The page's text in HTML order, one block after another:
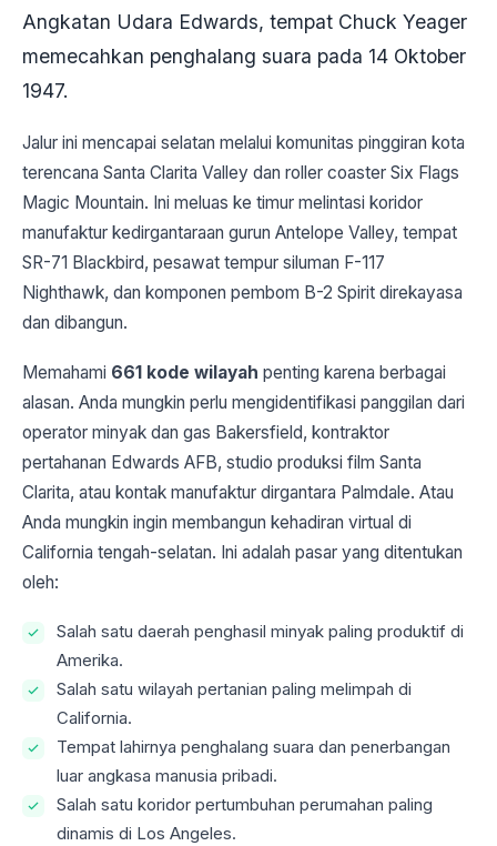
Angkatan Udara Edwards, tempat Chuck Yeager
memecahkan penghalang suara pada 14 Oktober
1947.
Jalur ini mencapai selatan melalui komunitas pinggiran kota
terencana Santa Clarita Valley dan roller coaster Six Flags
Magic Mountain. Ini meluas ke timur melintasi koridor
manufaktur kedirgantaraan gurun Antelope Valley, tempat
SR-71 Blackbird, pesawat tempur siluman F-117
Nighthawk, dan komponen pembom B-2 Spirit direkayasa
dan dibangun.
Memahami 661 kode wilayah penting karena berbagai
alasan. Anda mungkin perlu mengidentifikasi panggilan dari
operator minyak dan gas Bakersfield, kontraktor
pertahanan Edwards AFB, studio produksi film Santa
Clarita, atau kontak manufaktur dirgantara Palmdale. Atau
Anda mungkin ingin membangun kehadiran virtual di
California tengah-selatan. Ini adalah pasar yang ditentukan
oleh:
Salah satu daerah penghasil minyak paling produktif di
Amerika.
Salah satu wilayah pertanian paling melimpah di
California.
Tempat lahirnya penghalang suara dan penerbangan
luar angkasa manusia pribadi.
Salah satu koridor pertumbuhan perumahan paling
dinamis di Los Angeles.